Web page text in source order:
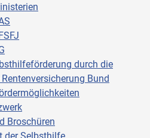
durch die
Bund
Broschüren